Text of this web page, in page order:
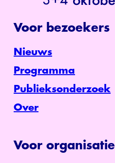
Voor bezoekers
Nieuws
Programma
Publieksonderzoek
Over
Voor